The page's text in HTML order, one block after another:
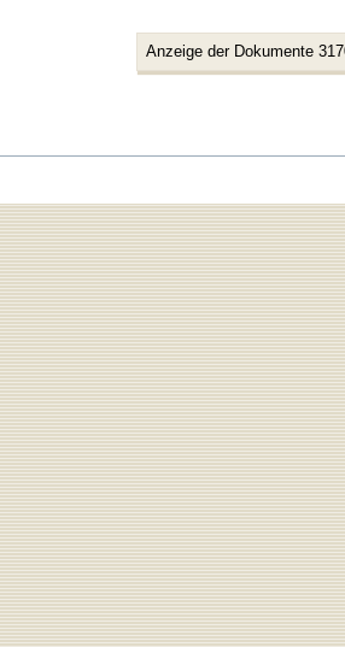
Anzeige der Dokumente